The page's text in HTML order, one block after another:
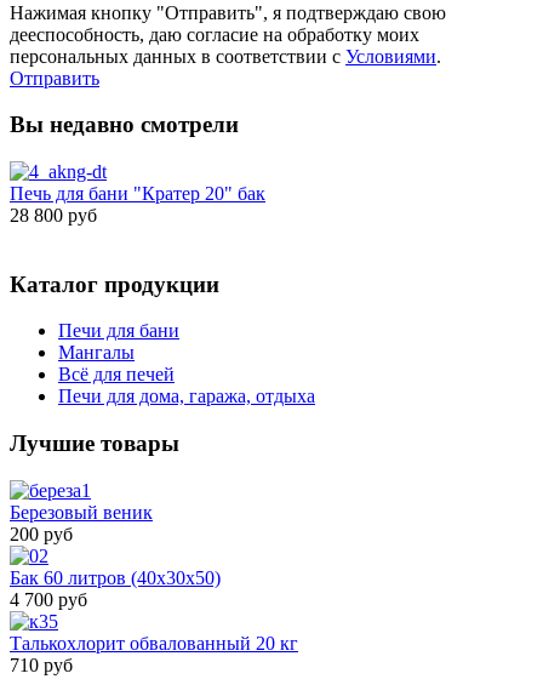
Нажимая кнопку "Отправить", я подтверждаю свою
дееспособность, даю согласие на обработку моих
персональных данных в соответствии с Условиями.
Отправить
Вы недавно смотрели
Печь для бани "Кратер 20" бак
28 800 руб
Каталог продукции
Печи для бани
Мангалы
Всё для печей
Печи для дома, гаража, отдыха
Лучшие товары
Березовый веник
200 руб
Бак 60 литров (40х30х50)
4 700 руб
Талькохлорит обвалованный 20 кг
710 руб